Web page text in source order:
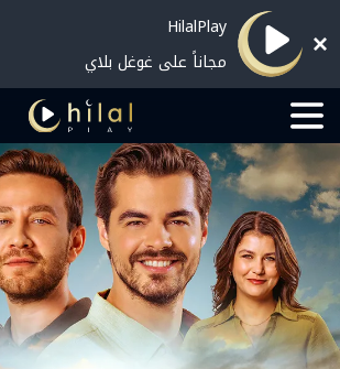
HilalPlay
مجاناً على غوغل بلاي